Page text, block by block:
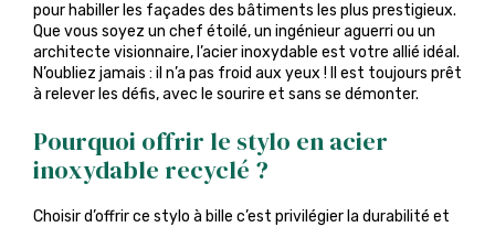
pour habiller les façades des bâtiments les plus prestigieux.
Que vous soyez un chef étoilé, un ingénieur aguerri ou un
architecte visionnaire, l’acier inoxydable est votre allié idéal.
N’oubliez jamais : il n’a pas froid aux yeux ! Il est toujours prêt
à relever les défis, avec le sourire et sans se démonter.
Pourquoi offrir le stylo en acier
inoxydable recyclé ?
Choisir d’offrir ce stylo à bille c’est privilégier la durabilité et